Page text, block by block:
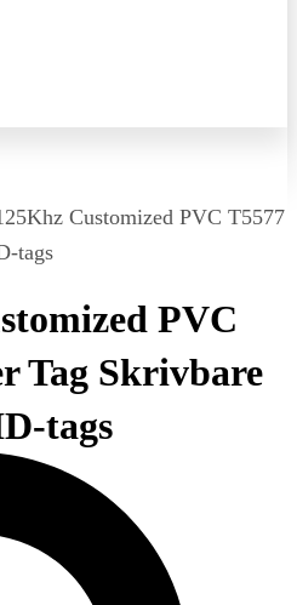
Customized PVC T5577
tags
PVC
Tag Skrivbare
tags